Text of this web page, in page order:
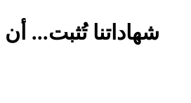
شهاداتنا تُثبت... أن